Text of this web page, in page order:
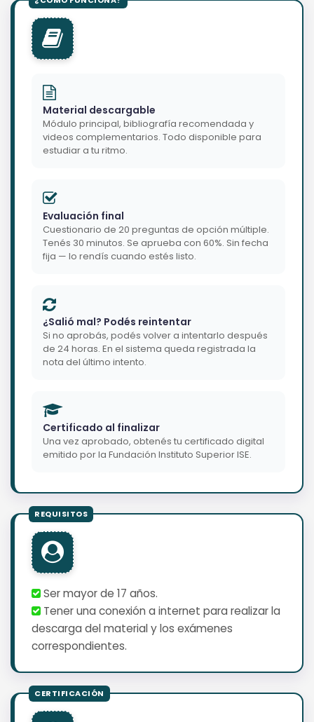
Material descargable
Módulo principal, bibliografía recomendada y
videos complementarios. Todo disponible para
estudiar a tu ritmo.
Evaluación final
Cuestionario de 20 preguntas de opción múltiple.
Tenés 30 minutos. Se aprueba con 60%. Sin fecha
fija — lo rendís cuando estés listo.
¿Salió mal? Podés reintentar
Si no aprobás, podés volver a intentarlo después
de 24 horas. En el sistema queda registrada la
nota del último intento.
Certificado al finalizar
Una vez aprobado, obtenés tu certificado digital
emitido por la Fundación Instituto Superior ISE.
Ser mayor de 17 años.
Tener una conexión a internet para realizar la
descarga del material y los exámenes
correspondientes.